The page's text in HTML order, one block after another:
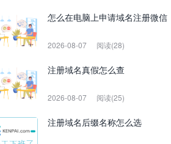
怎么在电脑上申请域名注册微信
2026-08-07 阅读(28)
注册域名真假怎么查
2026-08-07 阅读(25)
注册域名后缀名称怎么选